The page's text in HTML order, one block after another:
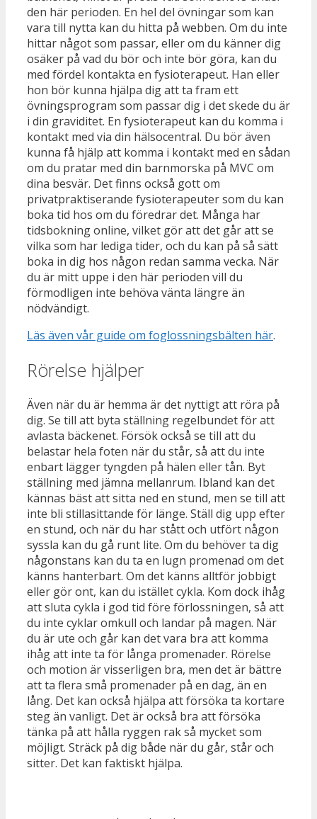
den här perioden. En hel del övningar som kan
vara till nytta kan du hitta på webben. Om du inte
hittar något som passar, eller om du känner dig
osäker på vad du bör och inte bör göra, kan du
med fördel kontakta en fysioterapeut. Han eller
hon bör kunna hjälpa dig att ta fram ett
övningsprogram som passar dig i det skede du är
i din graviditet. En fysioterapeut kan du komma i
kontakt med via din hälsocentral. Du bör även
kunna få hjälp att komma i kontakt med en sådan
om du pratar med din barnmorska på MVC om
dina besvär. Det finns också gott om
privatpraktiserande fysioterapeuter som du kan
boka tid hos om du föredrar det. Många har
tidsbokning online, vilket gör att det går att se
vilka som har lediga tider, och du kan på så sätt
boka in dig hos någon redan samma vecka. När
du är mitt uppe i den här perioden vill du
förmodligen inte behöva vänta längre än
nödvändigt.
Läs även vår guide om foglossningsbälten här.
Rörelse hjälper
Även när du är hemma är det nyttigt att röra på
dig. Se till att byta ställning regelbundet för att
avlasta bäckenet. Försök också se till att du
belastar hela foten när du står, så att du inte
enbart lägger tyngden på hälen eller tån. Byt
ställning med jämna mellanrum. Ibland kan det
kännas bäst att sitta ned en stund, men se till att
inte bli stillasittande för länge. Ställ dig upp efter
en stund, och när du har stått och utfört någon
syssla kan du gå runt lite. Om du behöver ta dig
någonstans kan du ta en lugn promenad om det
känns hanterbart. Om det känns alltför jobbigt
eller gör ont, kan du istället cykla. Kom dock ihåg
att sluta cykla i god tid före förlossningen, så att
du inte cyklar omkull och landar på magen. När
du är ute och går kan det vara bra att komma
ihåg att inte ta för långa promenader. Rörelse
och motion är visserligen bra, men det är bättre
att ta flera små promenader på en dag, än en
lång. Det kan också hjälpa att försöka ta kortare
steg än vanligt. Det är också bra att försöka
tänka på att hålla ryggen rak så mycket som
möjligt. Sträck på dig både när du går, står och
sitter. Det kan faktiskt hjälpa.